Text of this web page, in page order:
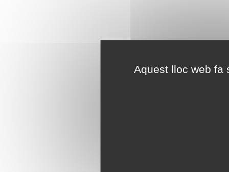
Aquest lloc web fa